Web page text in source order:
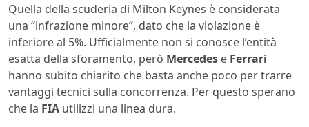
Quella della scuderia di Milton Keynes è considerata
una “infrazione minore”, dato che la violazione è
inferiore al 5%. Ufficialmente non si conosce l’entità
esatta della sforamento, però Mercedes e Ferrari
hanno subito chiarito che basta anche poco per trarre
vantaggi tecnici sulla concorrenza. Per questo sperano
che la FIA utilizzi una linea dura.